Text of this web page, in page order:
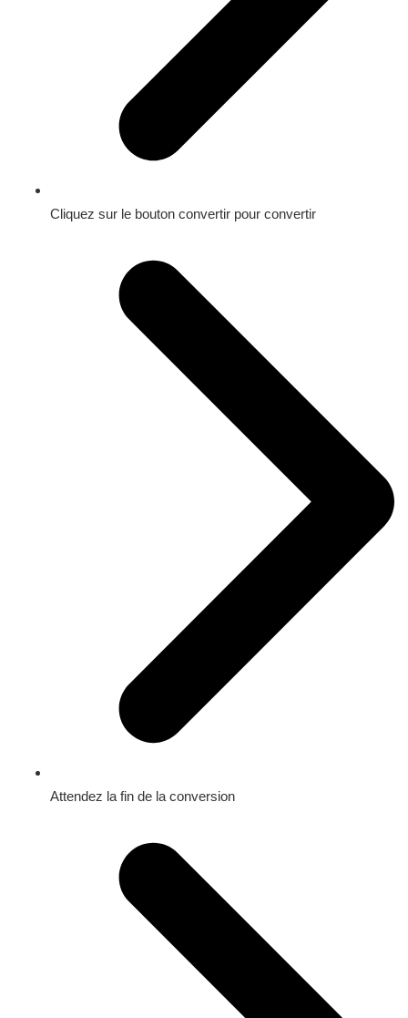
Cliquez sur le bouton convertir pour convertir
Attendez la fin de la conversion